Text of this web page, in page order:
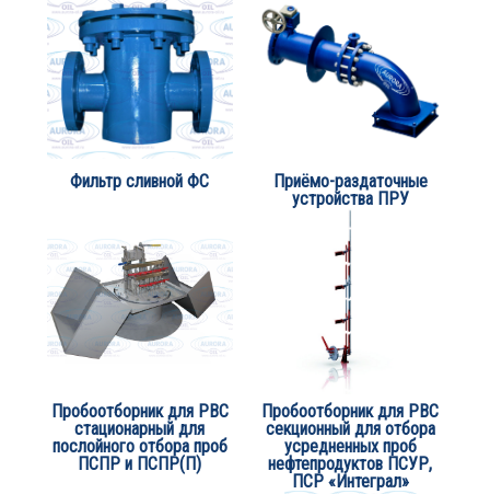
Фильтр сливной ФС
Приёмо-раздаточные
устройства ПРУ
Пробоотборник для РВС
стационарный для
послойного отбора проб
ПСПР и ПСПР(П)
Пробоотборник для РВС
секционный для отбора
усредненных проб
нефтепродуктов ПСУР,
ПСР «Интеграл»